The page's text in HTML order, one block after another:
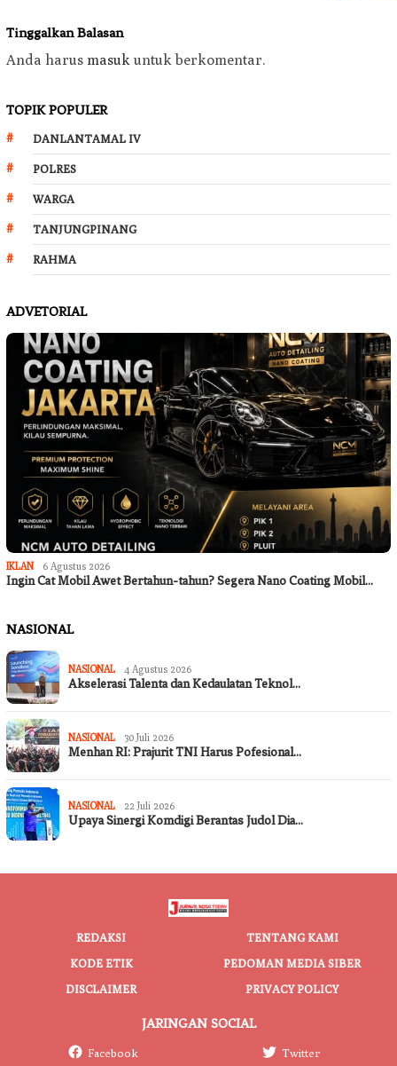
Tinggalkan Balasan
Anda harus masuk untuk berkomentar.
TOPIK POPULER
DANLANTAMAL IV
POLRES
WARGA
TANJUNGPINANG
RAHMA
ADVETORIAL
IKLAN 6 Agustus 2026
Ingin Cat Mobil Awet Bertahun-tahun? Segera Nano Coating Mobil…
NASIONAL
NASIONAL 4 Agustus 2026
Akselerasi Talenta dan Kedaulatan Teknol…
NASIONAL 30 Juli 2026
Menhan RI: Prajurit TNI Harus Pofesional…
NASIONAL 22 Juli 2026
Upaya Sinergi Komdigi Berantas Judol Dia…
REDAKSI
TENTANG KAMI
KODE ETIK
PEDOMAN MEDIA SIBER
DISCLAIMER
PRIVACY POLICY
JARINGAN SOCIAL
Facebook Twitter